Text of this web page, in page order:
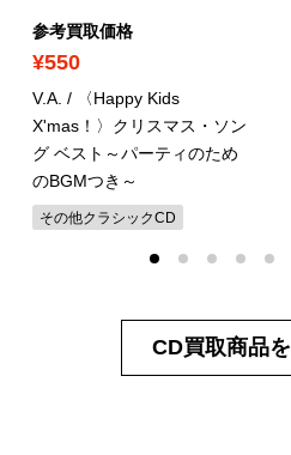
参考買取価格
¥550
V.A. / 〈Happy Kids
X'mas！〉クリスマス・ソン
グ ベスト～パーティのため
のBGMつき～
その他クラシックCD
CD買取商品を